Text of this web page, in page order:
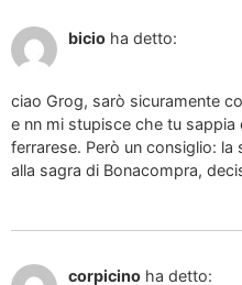
bicio ha detto:
ciao Grog, sarò sicuramente
e nn mi stupisce che tu
ferrarese. Però un consiglio:
alla sagra di Bonacompra,
corpicino ha detto: